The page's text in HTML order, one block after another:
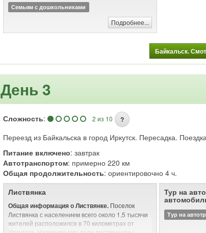
Семьям с дошкольниками
Подробнее...
Байкальск.
День 3
Сложность: 2 из 10 ?
Переезд из Байкальска в город Иркутск. Пересадка.
Питание включено: завтрак
Автотранспортом: примерно 220 км
Общая продолжительность: ориентировочно 4 ч.
Листвянка
Общая информация о Листвянке. Поселок
Листвянка с населением всего около 1,5 тысячи
жителей расположился в 70 километрах от
Тур на
Тур на